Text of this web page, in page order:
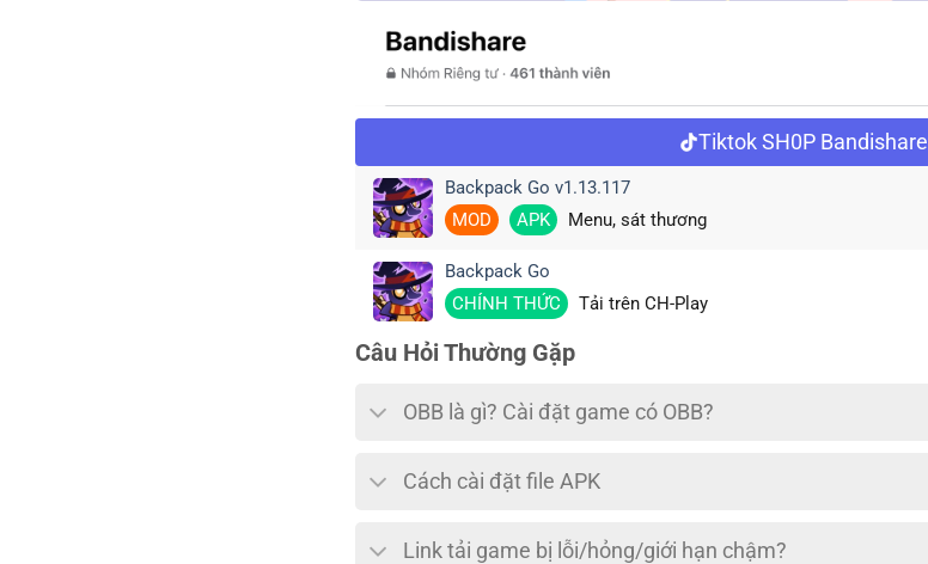
Tiktok SH0P Bandishare
Backpack Go v1.13.117
MOD APK Menu, sát thương
Backpack Go
CHÍNH THỨC Tải trên CH-Play
Câu Hỏi Thường Gặp
OBB là gì? Cài đặt game có OBB?
Cách cài đặt file APK
Link tải game bị lỗi/hỏng/giới hạn chậm?